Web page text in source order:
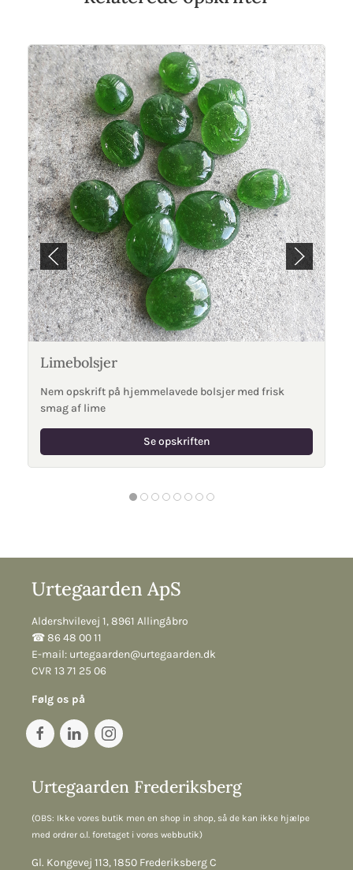
Limebolsjer
Nem opskrift på hjemmelavede bolsjer med frisk
smag af lime
Se opskriften
Urtegaarden ApS
Aldershvilevej 1, 8961 Allingåbro
☎︎ 86 48 00 11
E-mail: urtegaarden@urtegaarden.dk
CVR 13 71 25 06
Følg os på
Urtegaarden Frederiksberg
(OBS: Ikke vores butik men en shop in shop, så de kan ikke hjælpe
med ordrer o.l. foretaget i vores webbutik)
Gl. Kongevej 113, 1850 Frederiksberg C